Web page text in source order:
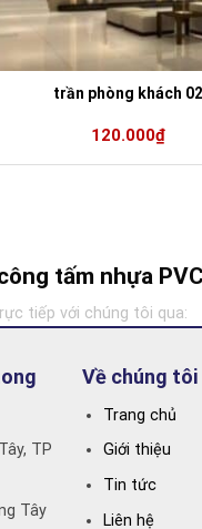
trần phòng khách 02
120.000₫
tấm nhựa
tiếp với chúng tôi qua:
TP
Tây
Về chúng tôi
Trang chủ
Giới thiệu
Tin tức
Liên hệ